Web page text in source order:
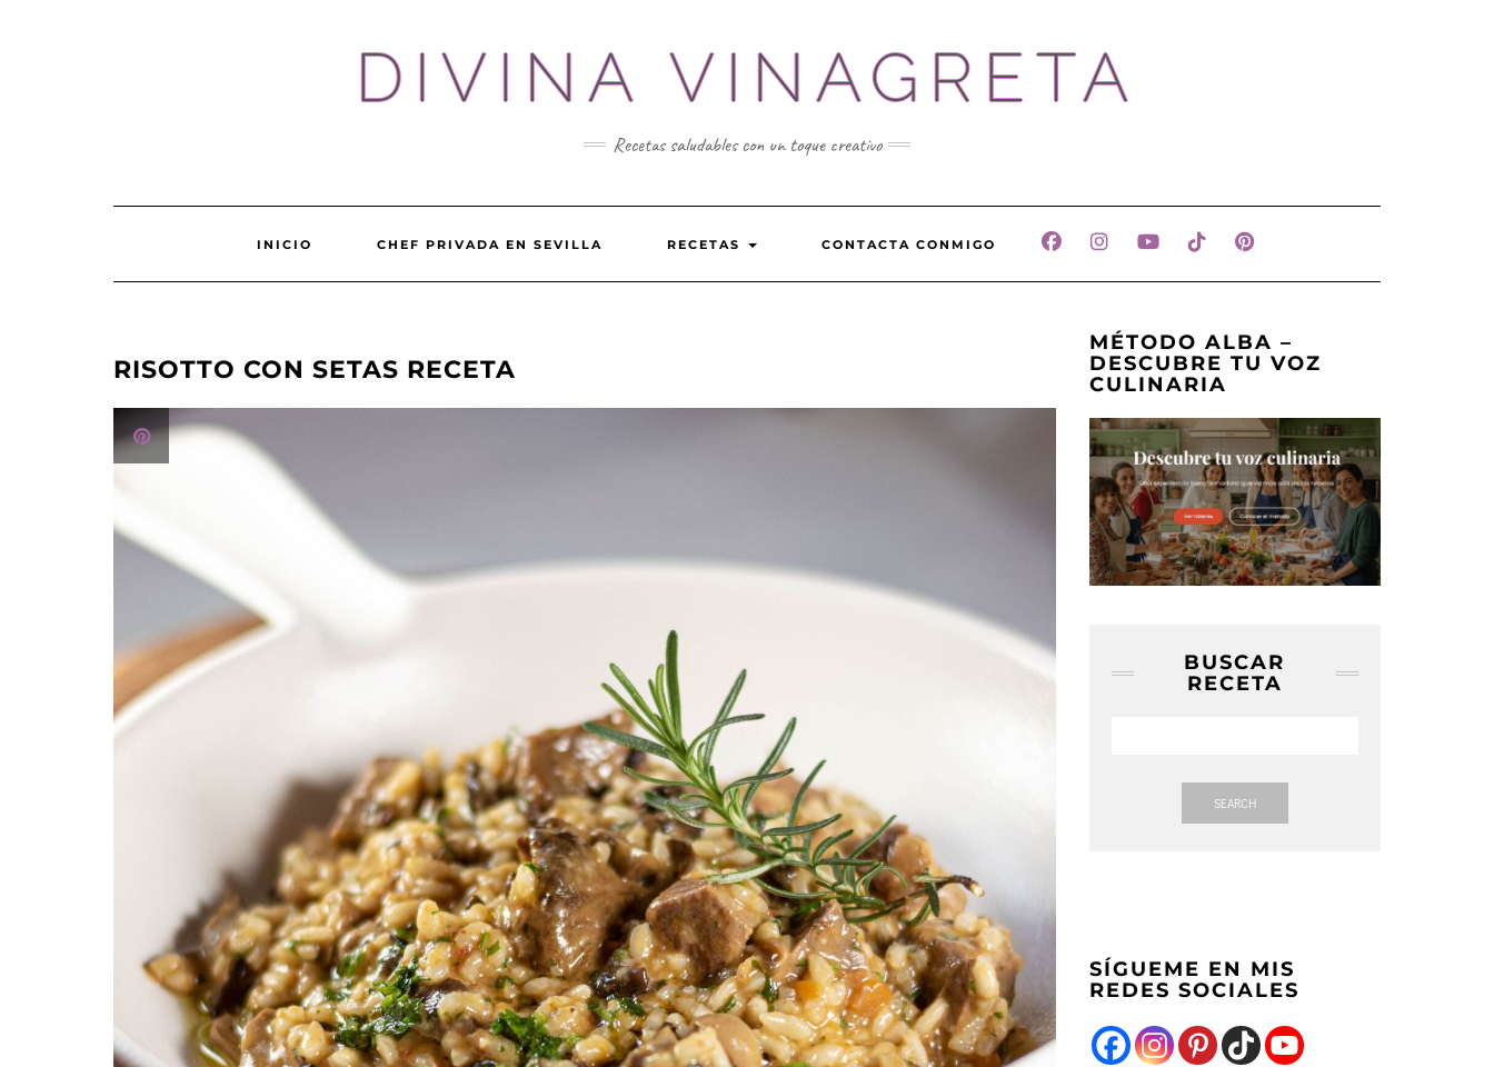
DIVINA VINAGRETA
Recetas saludables con un toque creativo
INICIO CHEF PRIVADA EN SEVILLA RECETAS CONTACTA CONMIGO
RISOTTO CON SETAS RECETA
MÉTODO ALBA –
DESCUBRE TU VOZ
CULINARIA
BUSCAR
RECETA
SEARCH
SÍGUEME EN MIS
REDES SOCIALES